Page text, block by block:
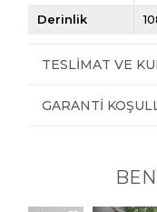
Derinlik
TESLIMAT VE
GARANTI